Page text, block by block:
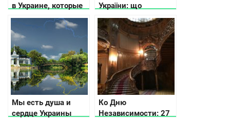
в Украине, которые
вдохновят Вас
України: що
означають
візерунки на
вишиванках та
рушниках
Мы есть душа и
сердце Украины
Ко Дню
Независимости: 27